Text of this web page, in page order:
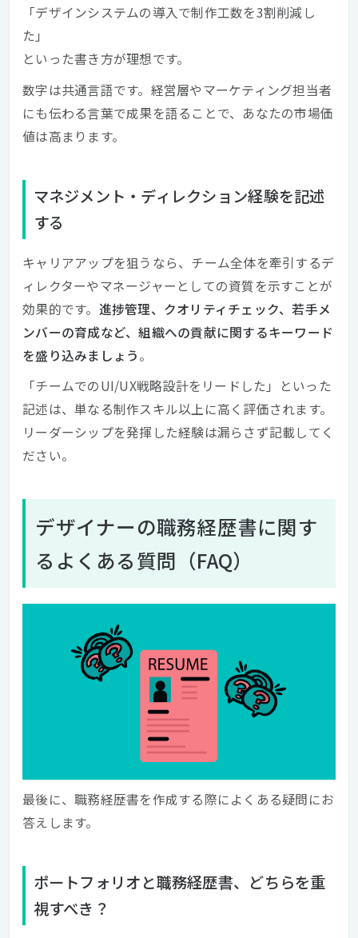
「デザインシステムの導入で制作工数を3割削減し
た」
といった書き方が理想です。
数字は共通言語です。経営層やマーケティング担当者
にも伝わる言葉で成果を語ることで、あなたの市場価
値は高まります。
マネジメント・ディレクション経験を記述
する
キャリアアップを狙うなら、チーム全体を牽引するデ
ィレクターやマネージャーとしての資質を示すことが
効果的です。 進捗管理、クオリティチェック、若手メ
ンバーの育成など、組織への貢献に関するキーワード
を盛り込みましょう。
「チームでのUI/UX戦略設計をリードした」といった
記述は、単なる制作スキル以上に高く評価されます。
リーダーシップを発揮した経験は漏らさず記載してく
ださい。
デザイナーの職務経歴書に関す
るよくある質問（FAQ）
最後に、職務経歴書を作成する際によくある疑問にお
答えします。
ポートフォリオと職務経歴書、どちらを重
視すべき？